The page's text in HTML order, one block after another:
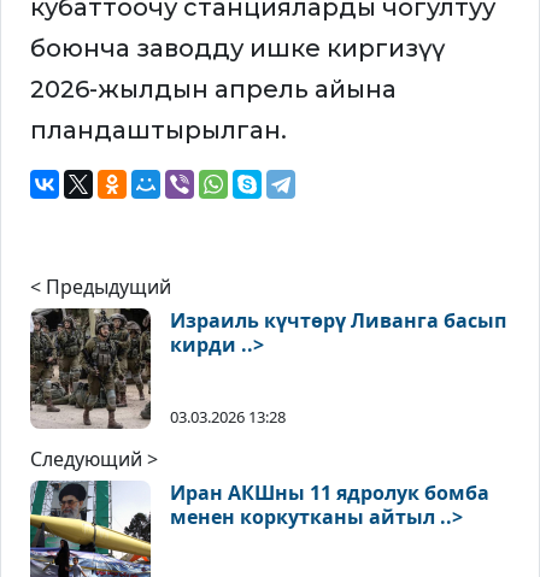
кубаттоочу станцияларды чогултуу
боюнча заводду ишке киргизүү
2026-жылдын апрель айына
пландаштырылган.
< Предыдущий
Израиль күчтөрү Ливанга басып
кирди ..>
03.03.2026 13:28
Следующий >
Иран АКШны 11 ядролук бомба
менен коркутканы айтыл ..>